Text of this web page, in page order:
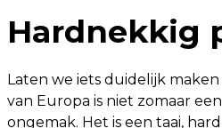
Hardnekkig
Laten we iets duidelijk
van Europa is niet zomaar
ongemak. Het is een taai,